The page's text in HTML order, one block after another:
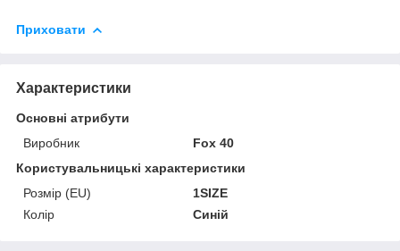
Приховати
Характеристики
Основні атрибути
Виробник
Fox 40
Користувальницькі характеристики
Розмір (EU)
1SIZE
Колір
Синій